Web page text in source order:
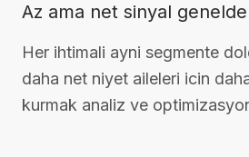
Az ama net sinyal
Her ihtimali ayni segmente
daha net niyet aileleri icin
kurmak analiz ve